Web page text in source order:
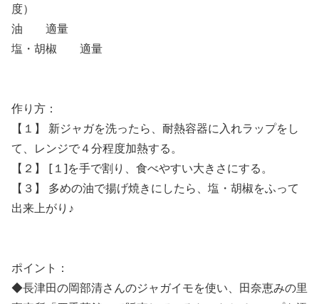
度）
油 適量
塩・胡椒 適量
作り方：
【１】 新ジャガを洗ったら、耐熱容器に入れラップをし
て、レンジで４分程度加熱する。
【２】 [１]を手で割り、食べやすい大きさにする。
【３】 多めの油で揚げ焼きにしたら、塩・胡椒をふって
出来上がり♪
ポイント：
◆長津田の岡部清さんのジャガイモを使い、田奈恵みの里